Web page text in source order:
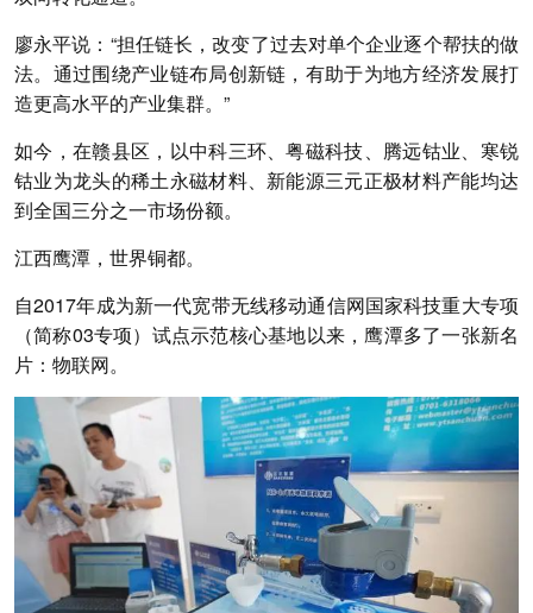
廖永平说：“担任链长，改变了过去对单个企业逐个帮扶的做
法。通过围绕产业链布局创新链，有助于为地方经济发展打
造更高水平的产业集群。”
如今，在赣县区，以中科三环、粤磁科技、腾远钴业、寒锐
钴业为龙头的稀土永磁材料、新能源三元正极材料产能均达
到全国三分之一市场份额。
江西鹰潭，世界铜都。
自2017年成为新一代宽带无线移动通信网国家科技重大专项
（简称03专项）试点示范核心基地以来，鹰潭多了一张新名
片：物联网。